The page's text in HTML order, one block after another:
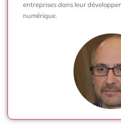
entreprises dans leur
numérique.